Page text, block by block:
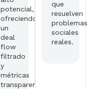
potencial,
ofreciendo
un
deal
flow
filtrado
y
métricas
transparentes.
que
resuelven
problemas
sociales
reales.